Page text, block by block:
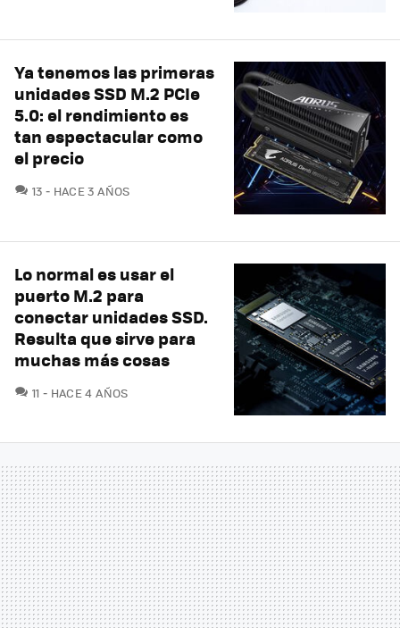
Ya tenemos las primeras
unidades SSD M.2 PCIe
5.0: el rendimiento es
tan espectacular como
el precio
13 COMENTARIOS
HACE 3 AÑOS
Lo normal es usar el
puerto M.2 para
conectar unidades SSD.
Resulta que sirve para
muchas más cosas
11 COMENTARIOS
HACE 4 AÑOS